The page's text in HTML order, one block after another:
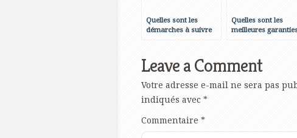
Quelles sont les
démarches à suivre
Quelles sont les
meilleures
Leave a Comment
Votre adresse e-mail ne sera pas
indiqués avec *
Commentaire *